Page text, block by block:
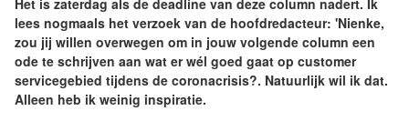
Het is zaterdag als de deadline van deze column nadert. Ik
lees nogmaals het verzoek van de hoofdredacteur: 'Nienke,
zou jij willen overwegen om in jouw volgende column een
ode te schrijven aan wat er wél goed gaat op customer
servicegebied tijdens de coronacrisis?. Natuurlijk wil ik dat.
Alleen heb ik weinig inspiratie.